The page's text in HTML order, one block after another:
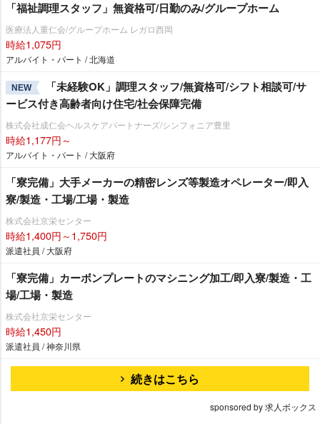
「福祉調理スタッフ」無資格可/日勤のみ/グループホーム
医療法人重仁会/グループホーム レガロ西岡
時給1,075円
アルバイト・パート / 北海道
NEW
「未経験OK」調理スタッフ/無資格可/シフト相談可/サ
ービス付き高齢者向け住宅/社会保障完備
株式会社成仁会ヘルスケアパートナーズ/シンフォニア豊里
時給1,177円～
アルバイト・パート / 大阪府
「寮完備」大手メーカーの精密レンズ等製造オペレーター/即入
寮/製造・工場/工場・製造
株式会社京栄センター
時給1,400円～1,750円
派遣社員 / 大阪府
「寮完備」カーボンプレートのマシニング加工/即入寮/製造・工
場/工場・製造
株式会社京栄センター
時給1,450円
派遣社員 / 神奈川県
続きはこちら
sponsored by 求人ボックス